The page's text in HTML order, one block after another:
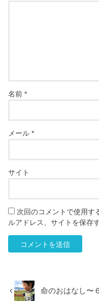
名前*
メール*
サイト
次回のコメントで使用す
ルアドレス、サイトを保存す
命のおはなし〜